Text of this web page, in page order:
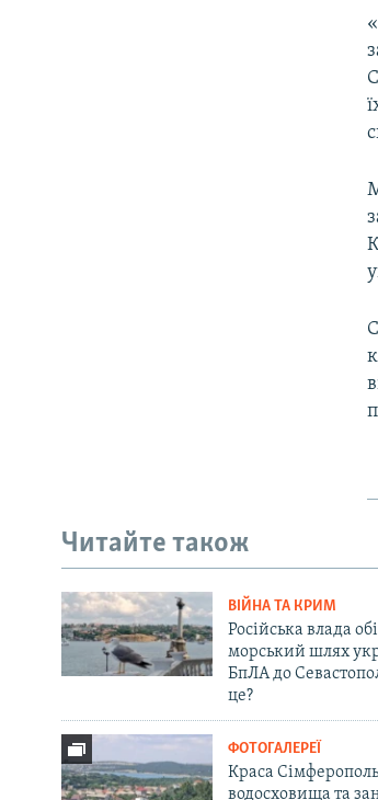
Читайте також
ВІЙНА ТА КРИМ
Російська влада
морський шлях
БпЛА до
це?
ФОТОГАЛЕРЕЇ
Краса
водосховища та